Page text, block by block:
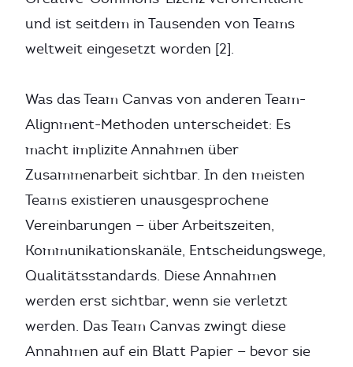
und ist seitdem in Tausenden von Teams
weltweit eingesetzt worden [2].
Was das Team Canvas von anderen Team-
Alignment-Methoden unterscheidet: Es
macht implizite Annahmen über
Zusammenarbeit sichtbar. In den meisten
Teams existieren unausgesprochene
Vereinbarungen — über Arbeitszeiten,
Kommunikationskanäle, Entscheidungswege,
Qualitätsstandards. Diese Annahmen
werden erst sichtbar, wenn sie verletzt
werden. Das Team Canvas zwingt diese
Annahmen auf ein Blatt Papier — bevor sie